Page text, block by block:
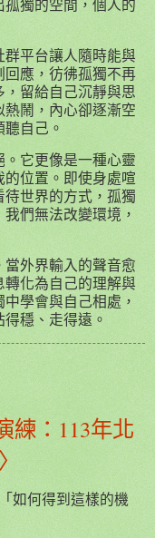
平台讓人隨時能與
應，彷彿孤獨不再
留給自己沉靜與思
鬧，內心卻逐漸空
自己。
它更像是一種心靈
位置。即使身處喧
世界的方式，孤獨
們無法改變環境，
外界輸入的聲音愈
化為自己的理解與
學會與自己相處，
穩、走得遠。
練：113年北
如何得到這樣的機